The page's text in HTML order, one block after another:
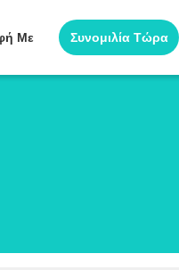
Με Συνομιλία Τώρα